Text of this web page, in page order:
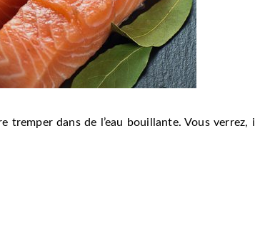
tremper dans de l’eau bouillante. Vous verrez, il